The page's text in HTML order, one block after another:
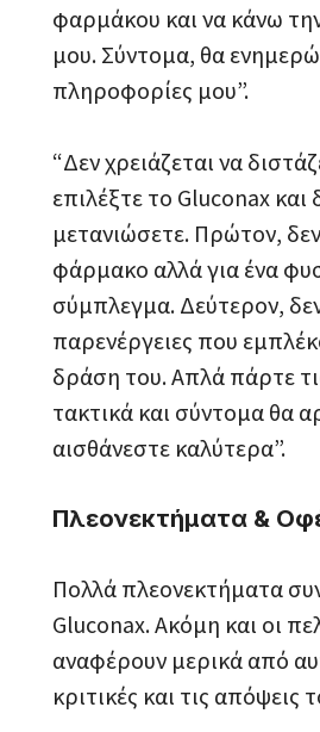
φαρμάκου και να κάνω
μου. Σύντομα, θα
πληροφορίες μου”.
“Δεν χρειάζεται να
επιλέξτε το Gluconax και
μετανιώσετε. Πρώτον,
φάρμακο αλλά για ένα
σύμπλεγμα. Δεύτερον,
παρενέργειες που
δράση του. Απλά πάρτε
τακτικά και σύντομα θα
αισθάνεστε καλύτερα”.
Πλεονεκτήματα &
Πολλά πλεονεκτήματα
Gluconax. Ακόμη και οι
αναφέρουν μερικά από
κριτικές και τις απόψεις